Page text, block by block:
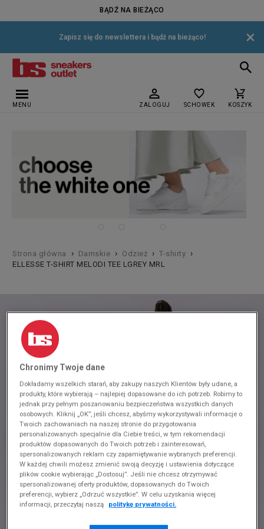
BĄDŹ NA BIEŻĄCO
Zapisz się do newslettera i bądź na bieżąco! ×
MENU ZALOGUJ SCHOWEK KOSZYK
Strona główna › Damskie › Odzież › T-shirty ›
ELLESSE T-SHIRT MELODI TEE LGREY MRL
Chronimy Twoje dane
Dokładamy wszelkich starań, aby zakupy naszych Klientów były udane, a
produkty, które wybierają – najlepiej dopasowane do ich potrzeb. Robimy to
jednak przy pełnym poszanowaniu bezpieczeństwa wszystkich danych
osobowych. Kliknij „OK”, jeśli chcesz, abyśmy wykorzystywali informacje o
Twoich zachowaniach na naszej stronie do przygotowania
personalizowanych specjalnie dla Ciebie treści, w tym rekomendacji
produktów dopasowanych do Twoich potrzeb i zainteresowań,
spersonalizowanych reklam czy zapamiętywanie wybranych preferencji.
W każdej chwili możesz zmienić swoją decyzję i ustawienia dotyczące
plików cookie wybierając „Dostosuj”. Jeśli nie chcesz otrzymywać
spersonalizowanej oferty produktów, dopasowanych do Twoich
preferencji, wybierz „Odrzuć wszystkie”. W celu uzyskania więcej
informacji, przeczytaj naszą
politykę prywatności.